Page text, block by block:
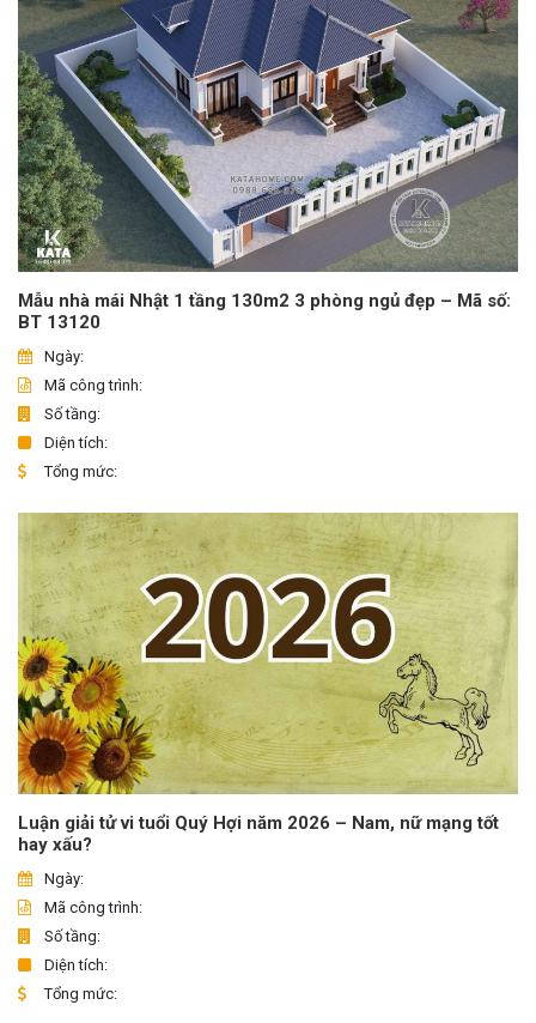
Mẫu nhà mái Nhật 1 tầng 130m2 3 phòng ngủ đẹp – Mã số:
BT 13120
Ngày:
Mã công trình:
Số tầng:
Diện tích:
Tổng mức:
Luận giải tử vi tuổi Quý Hợi năm 2026 – Nam, nữ mạng tốt
hay xấu?
Ngày:
Mã công trình:
Số tầng:
Diện tích:
Tổng mức: